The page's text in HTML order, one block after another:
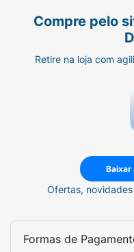
Compre pelo
Retire na loja com
Baixar
Ofertas,
Formas de